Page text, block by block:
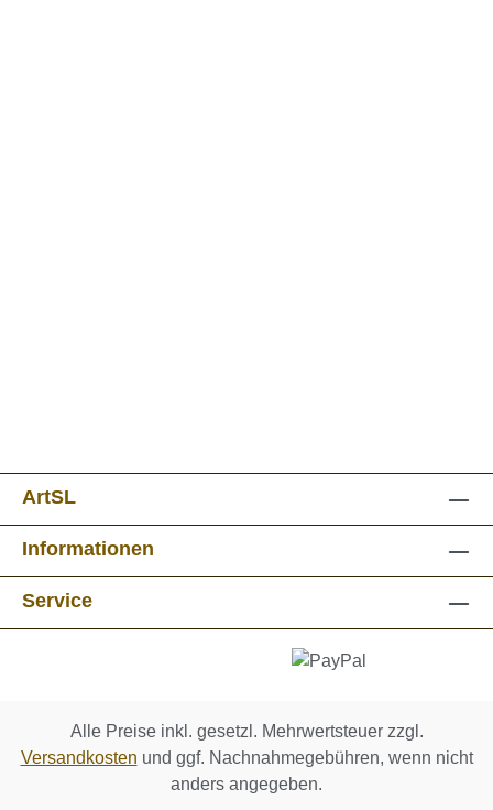
ArtSL
Informationen
Service
Alle Preise inkl. gesetzl. Mehrwertsteuer zzgl.
Versandkosten und ggf. Nachnahmegebühren, wenn nicht
anders angegeben.